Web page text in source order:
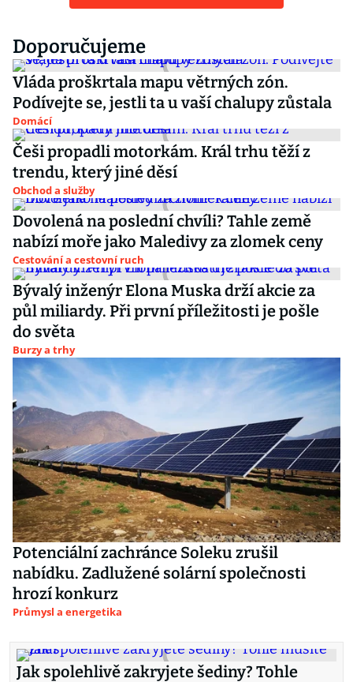
Doporučujeme
Vláda proškrtala mapu větrných zón.
Podívejte se, jestli ta u vaší chalupy zůstala
Domácí
Češi propadli motorkám. Král trhu těží z
trendu, který jiné děsí
Obchod a služby
Dovolená na poslední chvíli? Tahle země
nabízí moře jako Maledivy za zlomek ceny
Cestování a cestovní ruch
Bývalý inženýr Elona Muska drží akcie za
půl miliardy. Při první příležitosti je pošle
do světa
Burzy a trhy
Potenciální zachránce Soleku zrušil
nabídku. Zadlužené solární společnosti
hrozí konkurz
Průmysl a energetika
Jak spolehlivě zakryjete šediny? Tohle